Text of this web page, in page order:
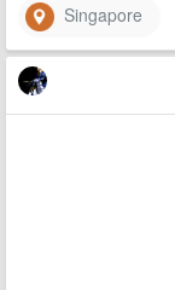
Singapore